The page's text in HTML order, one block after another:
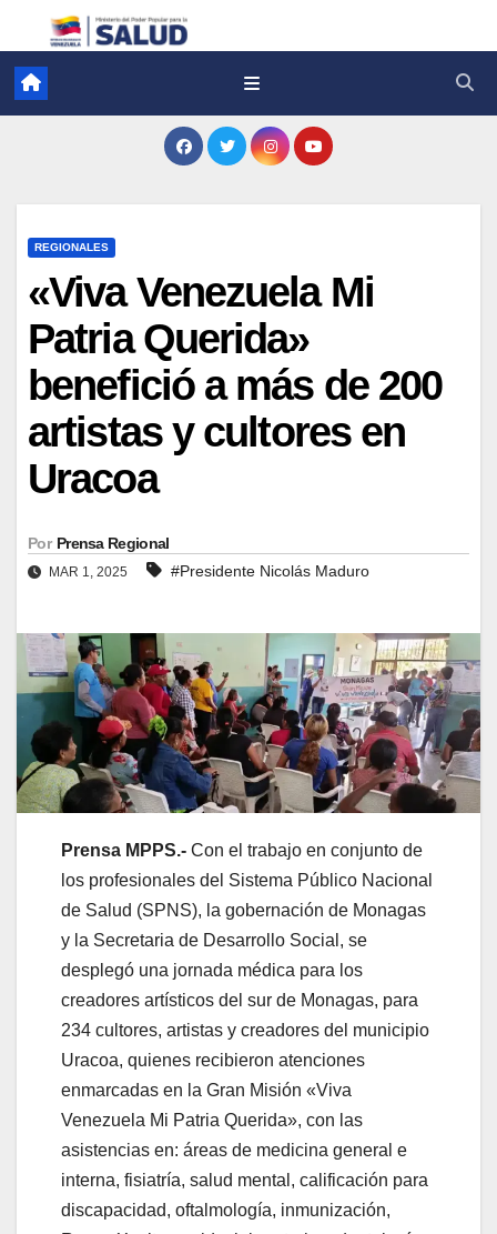
REGIONALES
«Viva Venezuela Mi
Patria Querida»
benefició a más de 200
artistas y cultores en
Uracoa
Por Prensa Regional
MAR 1, 2025 #Presidente Nicolás Maduro
Prensa MPPS.- Con el trabajo en conjunto de
los profesionales del Sistema Público Nacional
de Salud (SPNS), la gobernación de Monagas
y la Secretaria de Desarrollo Social, se
desplegó una jornada médica para los
creadores artísticos del sur de Monagas, para
234 cultores, artistas y creadores del municipio
Uracoa, quienes recibieron atenciones
enmarcadas en la Gran Misión «Viva
Venezuela Mi Patria Querida», con las
asistencias en: áreas de medicina general e
interna, fisiatría, salud mental, calificación para
discapacidad, oftalmología, inmunización,